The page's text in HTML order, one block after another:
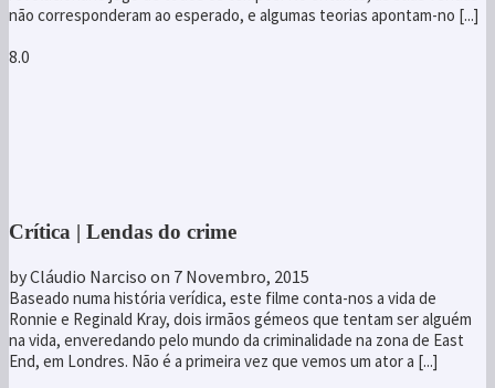
não corresponderam ao esperado, e algumas teorias apontam-no [...]
8.0
Crítica | Lendas do crime
by Cláudio Narciso on 7 Novembro, 2015
Baseado numa história verídica, este filme conta-nos a vida de
Ronnie e Reginald Kray, dois irmãos gémeos que tentam ser alguém
na vida, enveredando pelo mundo da criminalidade na zona de East
End, em Londres. Não é a primeira vez que vemos um ator a [...]